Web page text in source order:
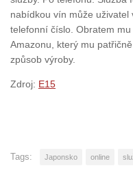
nabídkou vín může uživatel
telefonní číslo. Obratem
Amazonu, který mu
způsob výroby.
Zdroj: E15
Tags: Japonsko online